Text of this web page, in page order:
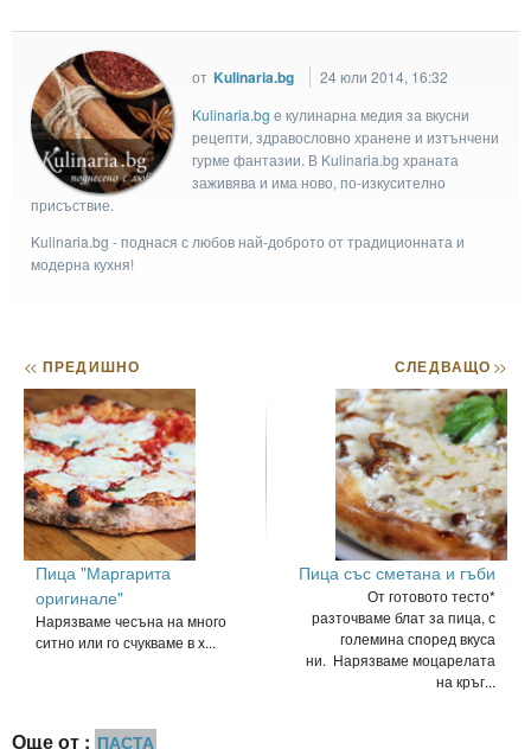
от Kulinaria.bg
24 юли 2014, 16:32
Kulinaria.bg e кулинарна медия за вкусни
рецепти, здравословно хранене и изтънчени
гурме фантазии. В Kulinaria.bg храната
заживява и има ново, по-изкусително
присъствие.
Kulinaria.bg - поднася с любов най-доброто от традиционната и
модерна кухня!
<< ПРЕДИШНО
Пица "Маргарита
оригинале"
Нарязваме чесъна на много
ситно или го счукваме в х...
СЛЕДВАЩО>>
Пица със сметана и гъби
От готовото тесто*
разточваме блат за пица, с
големина според вкуса
ни. Нарязваме моцарелата
на кръг...
Още от : ПАСТА